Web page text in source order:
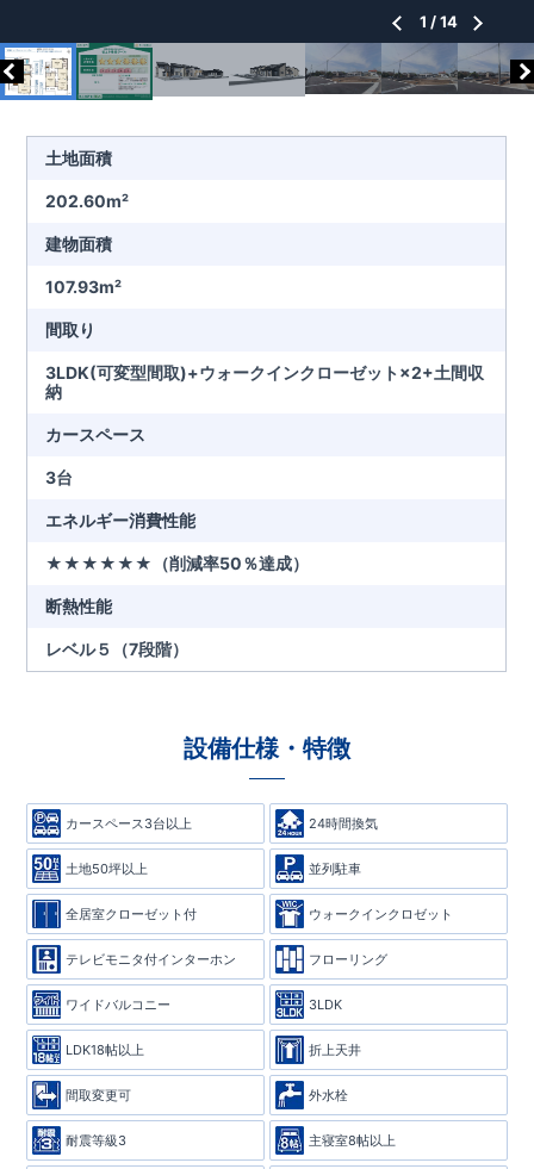
土地面積
202.60m²
建物面積
107.93m²
間取り
3LDK(可変型間取)+ウォークインクローゼット×2+土間収
納
カースペース
3台
エネルギー消費性能
★★★★★★（削減率50％達成）
断熱性能
レベル５（7段階）
1 /14
設備仕様・特徴
カースペース3台以上 24時間換気
土地50坪以上 並列駐車
全居室クローゼット付 ウォークインクロゼット
テレビモニタ付インターホン フローリング
ワイドバルコニー 3LDK
LDK18帖以上 折上天井
間取変更可 外水栓
耐震等級3 主寝室8帖以上